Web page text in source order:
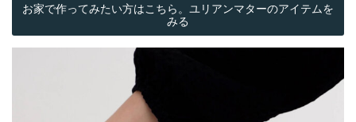
お家で作ってみたい方はこちら。ユリアンマターのアイテムを
みる